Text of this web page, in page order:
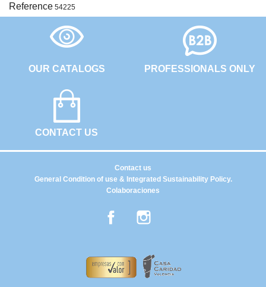
Reference 54225
OUR CATALOGS
CONTACT US
PROFESSIONALS ONLY
General Condition of use & Integrated Sustainability Policy.
Colaboraciones
Contact us
Facebook